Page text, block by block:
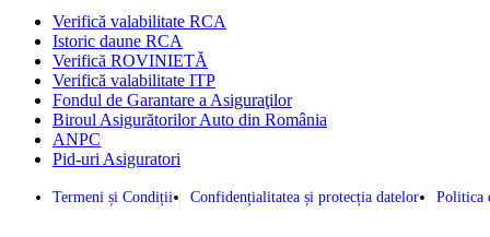
Verifică valabilitate RCA
Istoric daune RCA
Verifică ROVINIETĂ
Verifică valabilitate ITP
Fondul de Garantare a Asiguraţilor
Biroul Asigurătorilor Auto din România
ANPC
Pid-uri Asiguratori
Termeni și Condiții Confidențialitatea și protecția datelor Politica